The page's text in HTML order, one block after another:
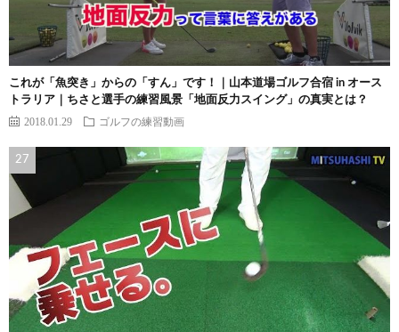
これが「魚突き」からの「すん」です！｜山本道場ゴルフ合宿 in オース
トラリア｜ちさと選手の練習風景「地面反力スイング」の真実とは？
2018.01.29 ゴルフの練習動画